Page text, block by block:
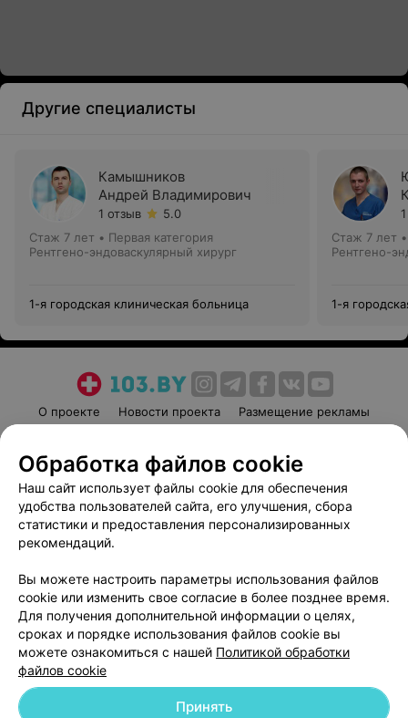
Другие специалисты
Камышников
Андрей Владимирович
1 отзыв
5.0
Стаж 7 лет • Первая категория
Рентгено-эндоваскулярный хирург
1-я городская клиническая больница
Стаж 7 лет
Рентгено-
1-я
О проекте Новости проекта
Размещение рекламы
Пользовательское соглашение
Способы оплаты
Вакансии
Партнеры
Написать руководителю 103.by
Обработка персональных данных
Обработка файлов cookie
Наш сайт использует файлы cookie для обеспечения
удобства пользователей сайта, его улучшения, сбора
статистики и предоставления персонализированных
рекомендаций.
Вы можете настроить параметры использования файлов
cookie или изменить свое согласие в более позднее время.
Для получения дополнительной информации о целях,
сроках и порядке использования файлов cookie вы
можете ознакомиться с нашей Политикой обработки
файлов cookie
Принять